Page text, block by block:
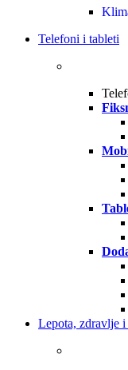
Telefoni i tableti
Lepota, zdravlje i